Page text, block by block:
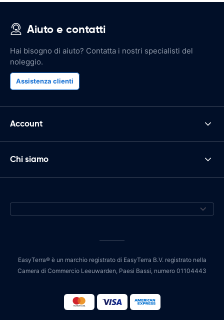
Aiuto e contatti
Hai bisogno di aiuto? Contatta i nostri specialisti del
noleggio.
Assistenza clienti
Account
Chi siamo
EasyTerra® è un marchio registrato di EasyTerra B.V. registrato nella
Camera di Commercio Leeuwarden, Paesi Bassi, numero 01104443